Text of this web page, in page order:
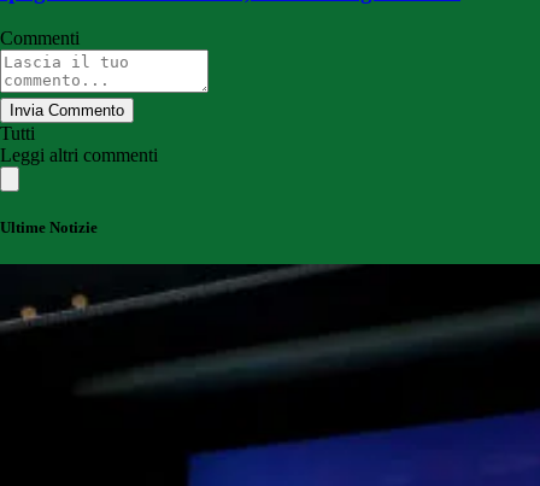
Commenti
Invia Commento
Tutti
Leggi altri commenti
Ultime Notizie